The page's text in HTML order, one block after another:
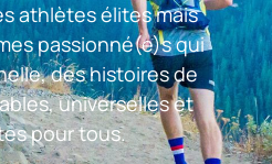
athlètes élites mais
passionné(e)s qui
des histoires de
universelles et
pour tous.